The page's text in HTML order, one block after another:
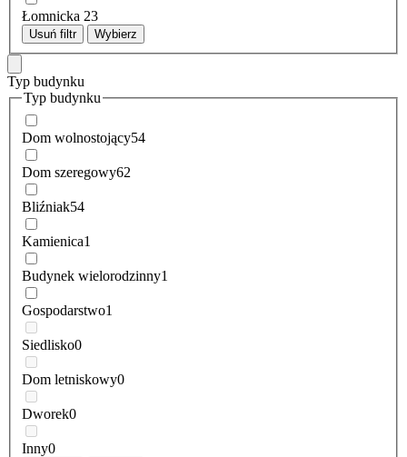
Łomnicka 23
Usuń filtr Wybierz
Typ budynku
Typ budynku
Dom wolnostojący54
Dom szeregowy62
Bliźniak54
Kamienica1
Budynek wielorodzinny1
Gospodarstwo1
Siedlisko0
Dom letniskowy0
Dworek0
Inny0